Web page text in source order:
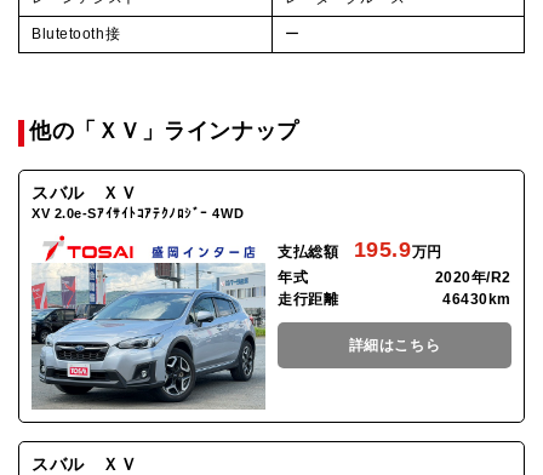
Blutetooth接 ー
他の「ＸＶ」ラインナップ
スバル ＸＶ
XV 2.0e-Sｱｲｻｲﾄｺｱﾃｸﾉﾛｼﾞｰ 4WD
支払総額 195.9万円
年式
2020年/R2
走行距離
46430km
詳細はこちら
スバル ＸＶ